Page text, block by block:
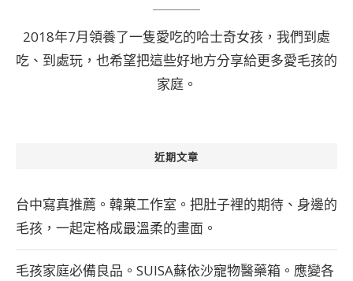
2018年7月領養了一隻愛吃的哈士奇女孩，我們到處
吃、到處玩，也希望把這些好地方分享給更多愛毛孩的
家庭。
近期文章
台中寫真推薦。韓菓工作室。把肚子裡的期待、身邊的
毛孩，一起定格成最溫柔的畫面。
毛孩家庭必備良品。SUISA蘇依沙寵物醫藥箱。應變各